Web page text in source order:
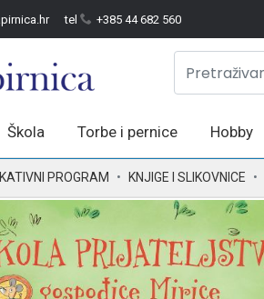
tel +385 44 682 560
Škola Torbe i pernice Hobby
PROGRAM KNJIGE I SLIKOVNICE